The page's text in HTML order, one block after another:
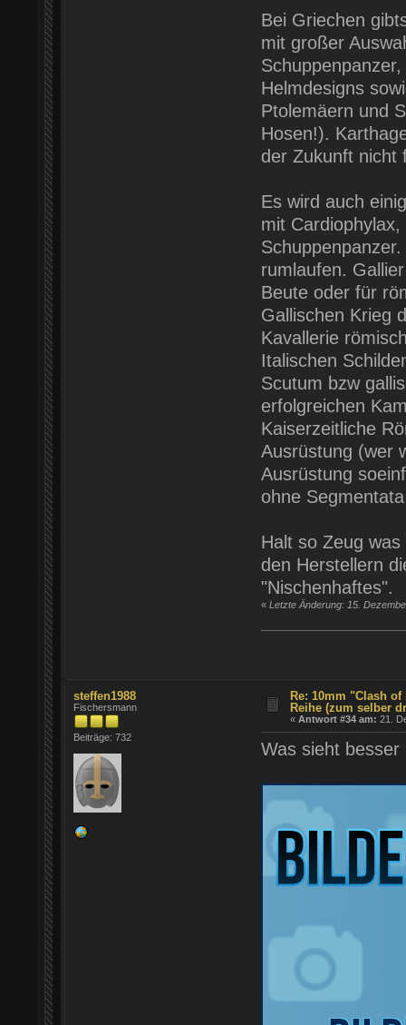
Bei Griechen
mit großer
Helmdesigns
Ptolemäern und
Hosen!).
der Zukunft nicht
Es wird auch
mit
rumlaufen.
Beute oder für
Gallischen Krieg
Kavallerie
Italischen
Scutum bzw
erfolgreichen
Kaiserzeitliche
Ausrüstung (wer
Ausrüstung
ohne
Halt so Zeug
den Herstellern
"Nischenhaftes".
« Letzte Änderung: 15.
steffen1988
Fischersmann
Beiträge: 732
Re: 10mm "Clash
Reihe (zum selber
«Antwort #34 am: 21.
Was sieht besser